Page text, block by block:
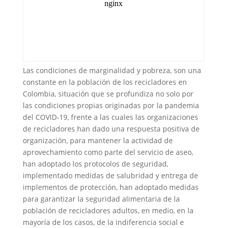
Las condiciones de marginalidad y pobreza, son una
constante en la población de los recicladores en
Colombia, situación que se profundiza no solo por
las condiciones propias originadas por la pandemia
del COVID-19, frente a las cuales las organizaciones
de recicladores han dado una respuesta positiva de
organización, para mantener la actividad de
aprovechamiento como parte del servicio de aseo,
han adoptado los protocolos de seguridad,
implementado medidas de salubridad y entrega de
implementos de protección, han adoptado medidas
para garantizar la seguridad alimentaria de la
población de recicladores adultos, en medio, en la
mayoría de los casos, de la indiferencia social e